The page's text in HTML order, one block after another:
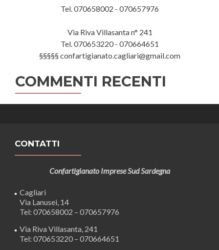
Tel. 070658002 - 070657976
Via Riva Villasanta n° 241
Tel. 070653220 - 070664651
§§§§§ confartigianato.cagliari@gmail.com
COMMENTI RECENTI
CONTATTI
Confartigianato Imprese Sud Sardegna
Cagliari
Via Lanusei, 14
Tel: 070658002 – 070657976
Via Riva Villasanta, 241
Tel: 070653220 – 070664651